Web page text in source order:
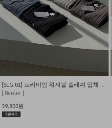
[SLG.01] 프리미엄 워셔블 슬래쉬 입체 패턴 가디건
[ 8color ]
39,800원